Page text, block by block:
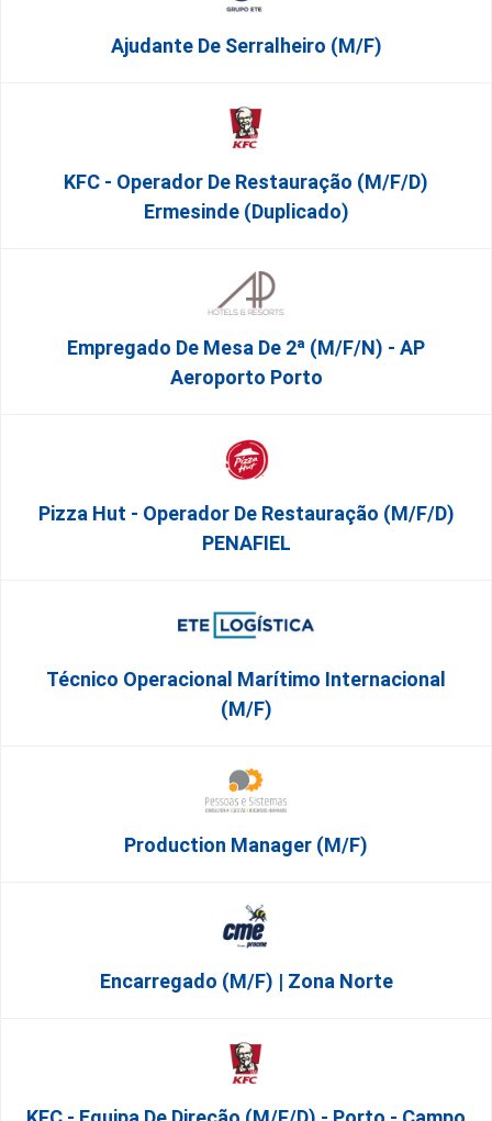
Ajudante De Serralheiro (m/f)
KFC - Operador De Restauração (m/f/d)
Ermesinde (Duplicado)
Empregado De Mesa De 2ª (M/F/N) - AP
Aeroporto Porto
Pizza Hut - Operador De Restauração (m/f/d)
PENAFIEL
Técnico Operacional Marítimo Internacional
(m/f)
Production Manager (m/f)
Encarregado (m/f) | Zona Norte